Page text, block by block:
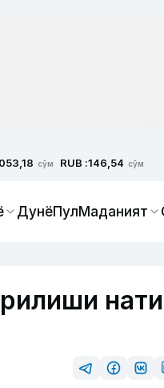
сўм RUB :146,54 сўм
ДунёПулМаданият